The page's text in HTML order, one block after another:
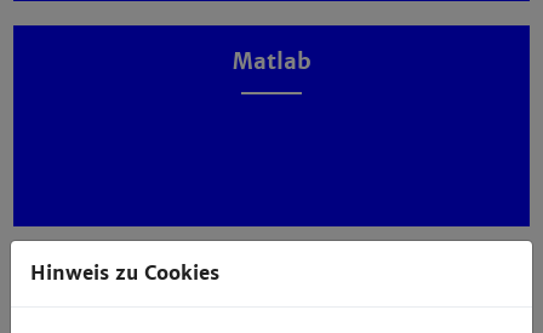
Matlab
Microsoft Office
Hinweis zu Cookies